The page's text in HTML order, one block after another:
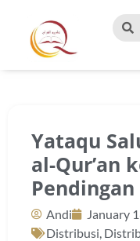
Yataqu
al-Qur’an
Andi January
Distribusi,